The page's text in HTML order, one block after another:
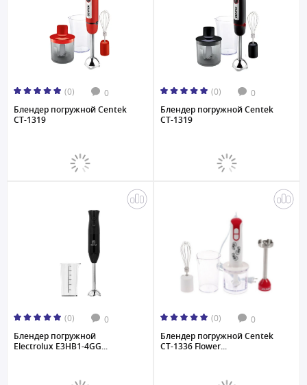
(0) 0
Блендер погружной Centek
CT-1319
(0) 0
Блендер погружной Centek
CT-1319
(0) 0
Блендер погружной
Electrolux E3HB1-4GG...
(0) 0
Блендер погружной Centek
CT-1336 Flower...